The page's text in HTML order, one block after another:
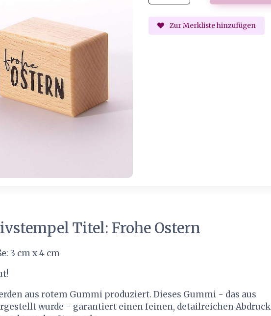
Zur Merkliste hinzufügen
Titel: Frohe Ostern
3 cm x 4 cm
aus rotem Gummi produziert. Dieses Gummi - das aus
wurde - garantiert einen feinen, detailreichen Abdruck